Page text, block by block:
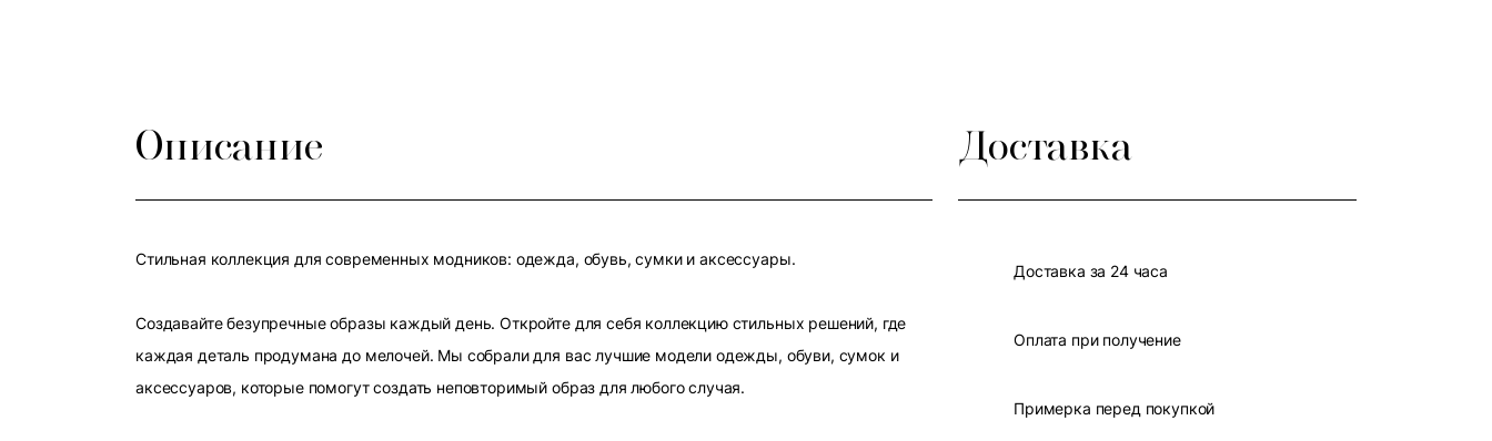
Описание
Стильная коллекция для современных модников: одежда, обувь, сумки и аксессуары.
Создавайте безупречные образы каждый день. Откройте для себя коллекцию стильных решений, где
каждая деталь продумана до мелочей. Мы собрали для вас лучшие модели одежды, обуви, сумок и
аксессуаров, которые помогут создать неповторимый образ для любого случая.
Доставка
Доставка за 24 часа
Оплата при получение
Примерка перед покупкой